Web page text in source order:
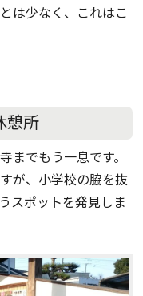
は少なく、これはこ
憩所
までもう一息です。
が、小学校の脇を抜
スポットを発見しま